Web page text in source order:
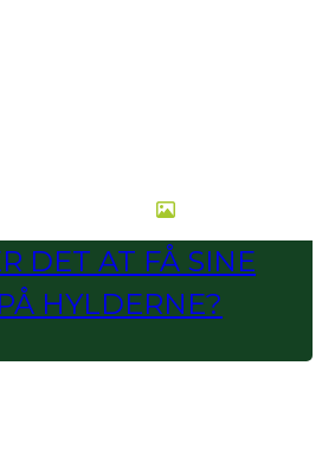
DET AT FÅ SINE
HYLDERNE?